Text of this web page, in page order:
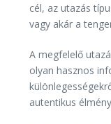
cél, az utazás
vagy akár a
A megfelelő
olyan hasznos
autentikus